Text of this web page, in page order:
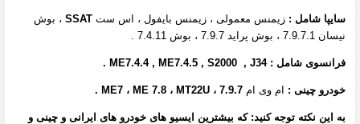
سایپا شامل : زیمنس معمولی ، زیمنس بایفول ، اس ست SSAT ، بوش
نیسان 7.9.7.1 ، بوش پراید 7.9.7 ، بوش 7.4.11 .
فرانسوی شامل : ME7.4.4 , ME7.4.5 , S2000 , J34 .
خودرو چینی : ام وی ام 7.9.7 ، ME7 ، ME 7.8 ، MT22U .
به این نکته توجه کنید: که بیشترین ایسیو های خودرو های ایرانی و چینی و